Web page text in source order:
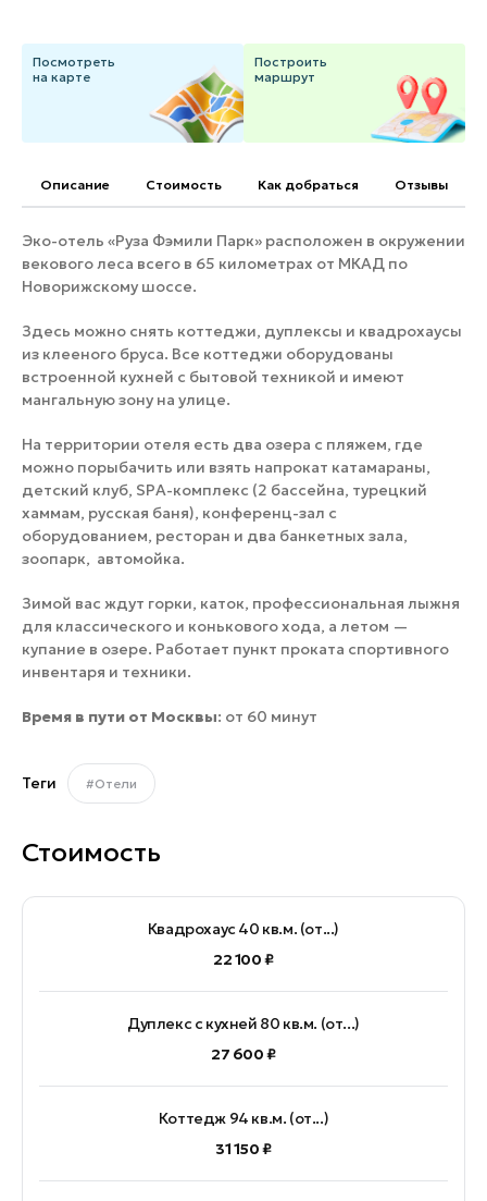
Горнолыжные клубы
Инвестиционный портал
Федоскинская фабрика
Пикник в Подмосковье
Золотое кольцо России
Инвесторам
природные территории
Посмотреть
на карте
Построить
маршрут
Описание Cтоимость Как добраться Отзывы
Эко-отель «Руза Фэмили Парк» расположен в окружении
векового леса всего в 65 километрах от МКАД по
Новорижскому шоссе.
Здесь можно снять коттеджи, дуплексы и квадрохаусы
из клееного бруса. Все коттеджи оборудованы
встроенной кухней с бытовой техникой и имеют
мангальную зону на улице.
На территории отеля есть два озера с пляжем, где
можно порыбачить или взять напрокат катамараны,
детский клуб, SPA-комплекс (2 бассейна, турецкий
хаммам, русская баня), конференц-зал с
оборудованием, ресторан и два банкетных зала,
зоопарк, автомойка.
Зимой вас ждут горки, каток, профессиональная лыжня
для классического и конькового хода, а летом —
купание в озере. Работает пункт проката спортивного
инвентаря и техники.
Время в пути от Москвы: от 60 минут
Теги #Отели
Стоимость
Квадрохаус 40 кв.м. (от...)
22 100 ₽
Дуплекс с кухней 80 кв.м. (от...)
27 600 ₽
Коттедж 94 кв.м. (от...)
31 150 ₽